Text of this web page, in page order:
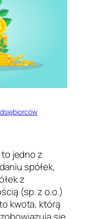
to jedno z
spółek,
z
(sp. z o.o.)
kwota, którą